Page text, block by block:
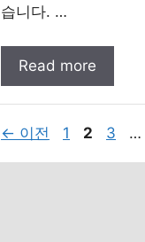
습니다. …
Read more
← 이전
페
1
페
2
페
3 …